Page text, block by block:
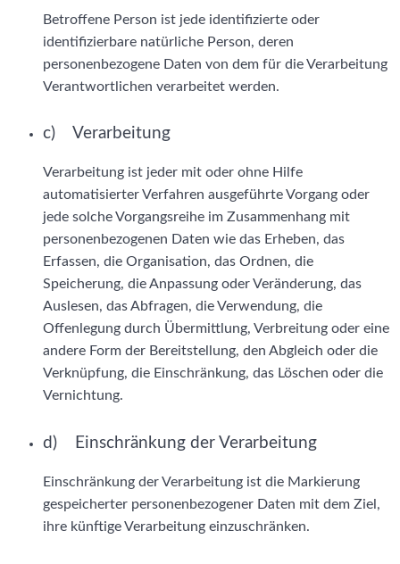
Betroffene Person ist jede identifizierte oder
identifizierbare natürliche Person, deren
personenbezogene Daten von dem für die Verarbeitung
Verantwortlichen verarbeitet werden.
c) Verarbeitung
Verarbeitung ist jeder mit oder ohne Hilfe
automatisierter Verfahren ausgeführte Vorgang oder
jede solche Vorgangsreihe im Zusammenhang mit
personenbezogenen Daten wie das Erheben, das
Erfassen, die Organisation, das Ordnen, die
Speicherung, die Anpassung oder Veränderung, das
Auslesen, das Abfragen, die Verwendung, die
Offenlegung durch Übermittlung, Verbreitung oder eine
andere Form der Bereitstellung, den Abgleich oder die
Verknüpfung, die Einschränkung, das Löschen oder die
Vernichtung.
d) Einschränkung der Verarbeitung
Einschränkung der Verarbeitung ist die Markierung
gespeicherter personenbezogener Daten mit dem Ziel,
ihre künftige Verarbeitung einzuschränken.